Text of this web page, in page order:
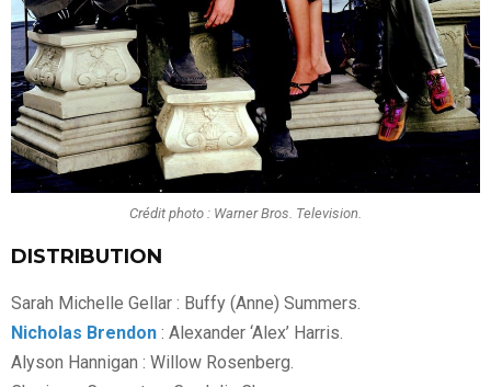
Crédit photo : Warner Bros. Television.
DISTRIBUTION
Sarah Michelle Gellar : Buffy (Anne) Summers.
Nicholas Brendon : Alexander ‘Alex’ Harris.
Alyson Hannigan : Willow Rosenberg.